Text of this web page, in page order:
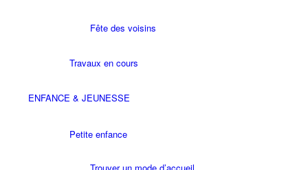
Fête des voisins
Travaux en cours
ENFANCE & JEUNESSE
Petite enfance